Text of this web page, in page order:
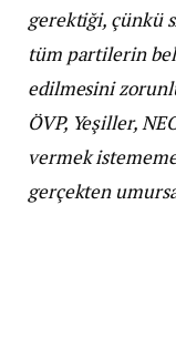
gerektiği, çünkü
tüm partilerin
edilmesini
ÖVP, Yeşiller,
vermek
gerçekten